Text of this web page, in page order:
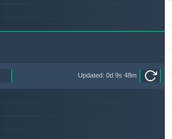
Updated: 0d 9s 48m